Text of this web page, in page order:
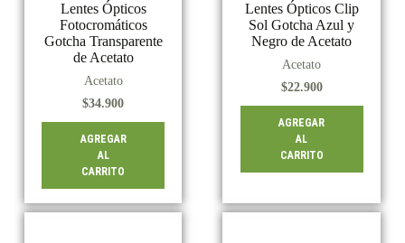
Lentes Ópticos
Fotocromáticos
Gotcha Transparente
de Acetato
Acetato
$34.900
AGREGAR
AL
CARRITO
Lentes Ópticos Clip
Sol Gotcha Azul y
Negro de Acetato
Acetato
$22.900
AGREGAR
AL
CARRITO